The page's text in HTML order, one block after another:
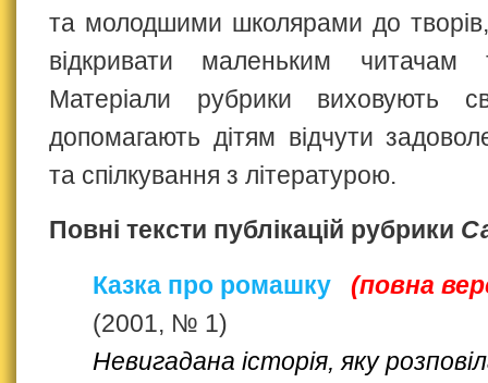
та молодшими школярами до
відкривати маленьким читачам
Матеріали рубрики виховують
допомагають дітям відчути
та спілкування з літературою.
Повні тексти публікацій рубрики
Казка про ромашку
(повна
(2001, № 1)
Невигадана історія, яку